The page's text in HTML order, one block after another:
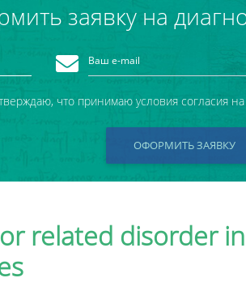
заявку на
что принимаю условия согласия
ОФОРМИТЬ ЗАЯВКУ
related disorder